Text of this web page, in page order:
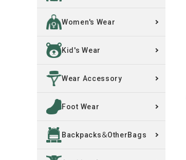
レンタル・修理
Women's Wear
Kid's Wear
Wear Accessory
Foot Wear
Backpacks＆OtherBags